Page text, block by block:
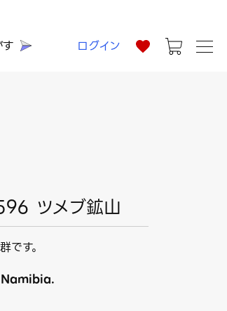
ログイン
ツメブ鉱山
です。